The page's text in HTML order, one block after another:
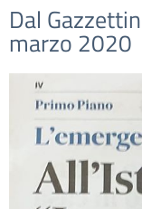
Dal
marzo 2020